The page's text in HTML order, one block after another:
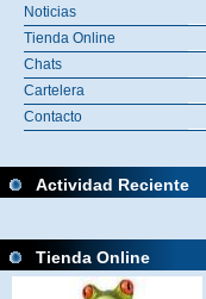
Noticias
Tienda Online
Chats
Cartelera
Contacto
Actividad Reciente
Tienda Online